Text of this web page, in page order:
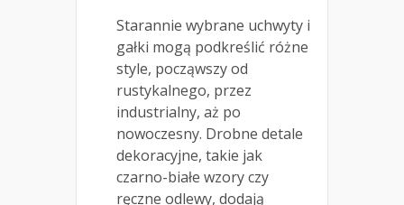
Starannie wybrane uchwyty i
gałki mogą podkreślić różne
style, począwszy od
rustykalnego, przez
industrialny, aż po
nowoczesny. Drobne detale
dekoracyjne, takie jak
czarno-białe wzory czy
ręczne odlewy, dodają